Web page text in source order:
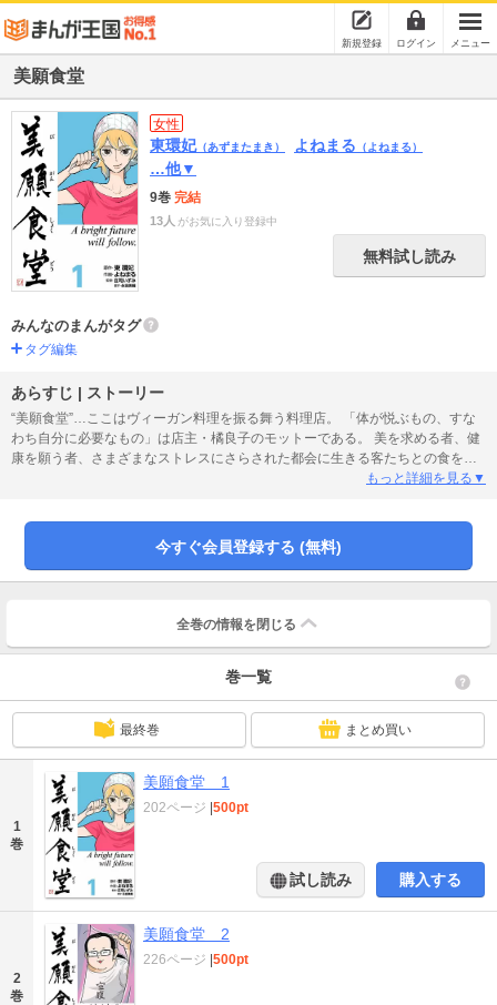
新規登録 ログイン メニュー
美願食堂
女性
東環妃（あずまたまき） よねまる （よねまる）
…他▼
9巻 完結
13人 がお気に入り登録中
無料試し読み
みんなのまんがタグ
タグ編集
あらすじ | ストーリー
“美願食堂”…ここはヴィーガン料理を振る舞う料理店。 「体が悦ぶもの、すな
わち自分に必要なもの」は店主・橘良子のモットーである。 美を求める者、健
康を願う者、さまざまなストレスにさらされた都会に生きる客たちとの食を通
じたふれあいを描く、心優しいヒューマンストーリー第一弾。 ■コミックス書
もっと詳細を見る▼
今すぐ会員登録する (無料)
全巻の情報を 閉じる
巻一覧
最終巻 まとめ買い
1
巻
美願食堂 1
202ページ |500pt
試し読み 購入する
2
巻
美願食堂 2
226ページ |500pt